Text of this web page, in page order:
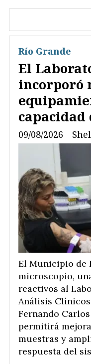
El
incorporó
capacidad
Río Grande
09/08/2026
El Municipio de
microscopio,
reactivos al
Análisis
Fernando
permitirá
muestras y
respuesta del